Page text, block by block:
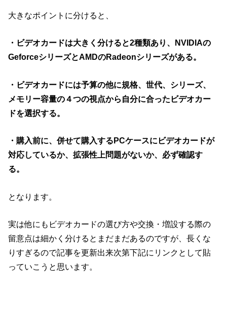
大きなポイントに分けると、
・ビデオカードは大きく分けると2種類あり、NVIDIAの
GeforceシリーズとAMDのRadeonシリーズがある。
・ビデオカードには予算の他に規格、世代、シリーズ、
メモリー容量の４つの視点から自分に合ったビデオカー
ドを選択する。
・購入前に、併せて購入するPCケースにビデオカードが
対応しているか、拡張性上問題がないか、必ず確認す
る。
となります。
実は他にもビデオカードの選び方や交換・増設する際の
留意点は細かく分けるとまだまだあるのですが、長くな
りすぎるので記事を更新出来次第下記にリンクとして貼
っていこうと思います。